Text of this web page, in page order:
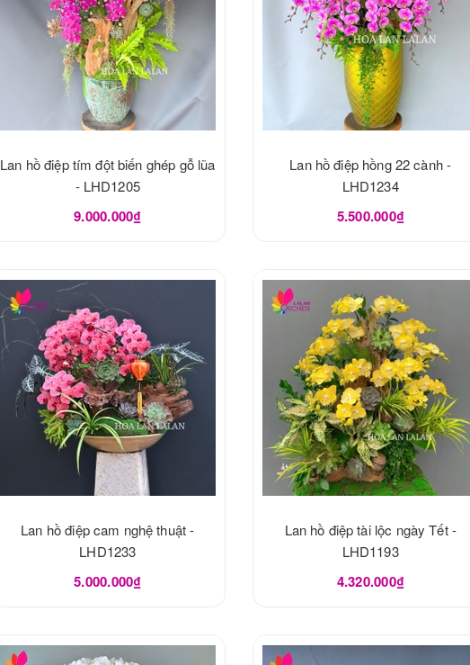
Lan hồ điệp tím đột biến ghép gỗ lũa
- LHD1205
9.000.000₫
Lan hồ điệp hồng 22 cành -
LHD1234
5.500.000₫
Lan hồ điệp cam nghệ thuật -
LHD1233
5.000.000₫
Lan hồ điệp tài lộc ngày Tết -
LHD1193
4.320.000₫